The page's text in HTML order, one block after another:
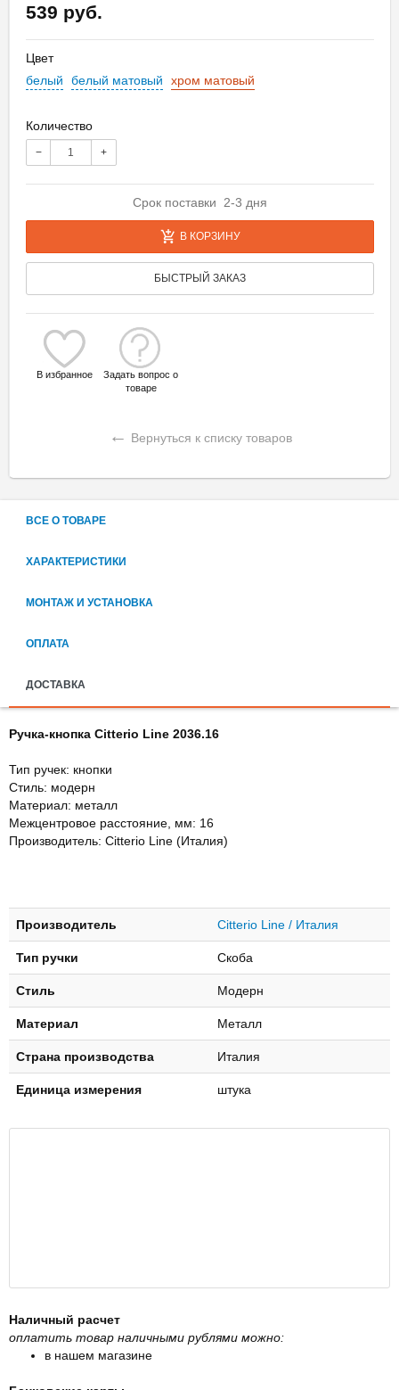
539 руб.
Цвет
белый
белый матовый хром матовый
Количество
− +
Срок поставки 2-3 дня
В КОРЗИНУ
БЫСТРЫЙ ЗАКАЗ
В избранное
Задать вопрос о
товаре
← Вернуться к списку товаров
ВСЕ О ТОВАРЕ
ХАРАКТЕРИСТИКИ
МОНТАЖ И УСТАНОВКА
ОПЛАТА
ДОСТАВКА
Ручка-кнопка Citterio Line 2036.16
Тип ручек: кнопки
Стиль: модерн
Материал: металл
Межцентровое расстояние, мм: 16
Производитель: Citterio Line (Италия)
Производитель Citterio Line / Италия
Тип ручки Скоба
Стиль Модерн
Материал Металл
Страна производства Италия
Единица измерения штука
Наличный расчет
оплатить товар наличными рублями можно:
в нашем магазине